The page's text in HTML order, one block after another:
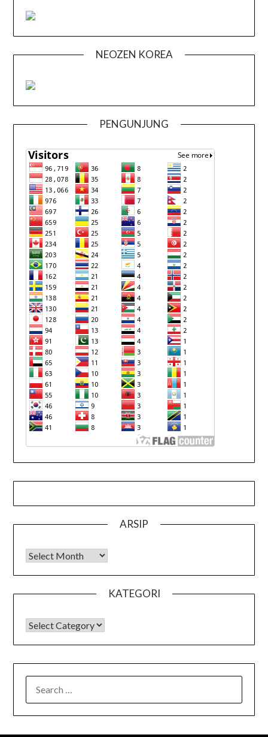
NEOZEN KOREA
PENGUNJUNG
ARSIP
Arsip
KATEGORI
KATEGORI
FOR: